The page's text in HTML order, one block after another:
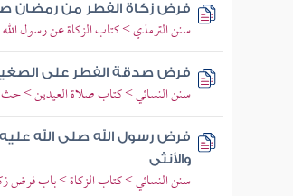
فرض زكاة الفطر من رمضان
سنن الترمذي > كتاب الزكاة عن رسول
فرض صدقة الفطر على الصغير
سنن النسائي > كتاب صلاة العيدين > حث
فرض رسول الله صلى الله
والأنثى
سنن النسائي > كتاب الزكاة > باب فرض